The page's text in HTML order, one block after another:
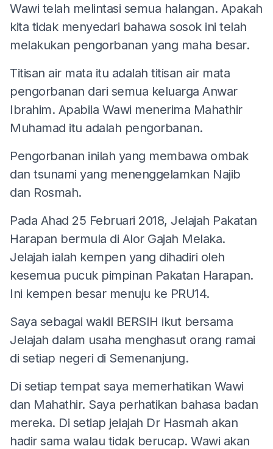
Wawi telah melintasi semua halangan. Apakah
kita tidak menyedari bahawa sosok ini telah
melakukan pengorbanan yang maha besar.
Titisan air mata itu adalah titisan air mata
pengorbanan dari semua keluarga Anwar
Ibrahim. Apabila Wawi menerima Mahathir
Muhamad itu adalah pengorbanan.
Pengorbanan inilah yang membawa ombak
dan tsunami yang menenggelamkan Najib
dan Rosmah.
Pada Ahad 25 Februari 2018, Jelajah Pakatan
Harapan bermula di Alor Gajah Melaka.
Jelajah ialah kempen yang dihadiri oleh
kesemua pucuk pimpinan Pakatan Harapan.
Ini kempen besar menuju ke PRU14.
Saya sebagai wakil BERSIH ikut bersama
Jelajah dalam usaha menghasut orang ramai
di setiap negeri di Semenanjung.
Di setiap tempat saya memerhatikan Wawi
dan Mahathir. Saya perhatikan bahasa badan
mereka. Di setiap jelajah Dr Hasmah akan
hadir sama walau tidak berucap. Wawi akan